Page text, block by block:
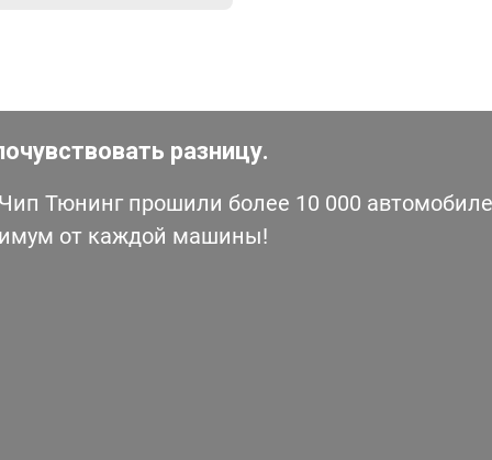
разницу.
Тюнинг прошили более 10 000
от каждой машины!